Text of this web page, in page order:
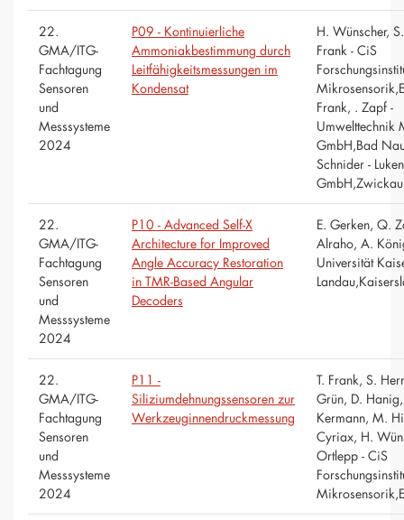
22.
GMA/ITG-
Fachtagung
Sensoren
und
Messsysteme
2024
P09 - Kontinuierliche
Ammoniakbestimmung durch
Leitfähigkeitsmessungen im
Kondensat
H. Wünscher,
Frank - CiS
Frank, . Zapf -
Umwelttechnik
GmbH,Bad
Schnider -
GmbH,Zwickau
22.
GMA/ITG-
Fachtagung
Sensoren
und
Messsysteme
2024
P10 - Advanced Self-X
Architecture for Improved
Angle Accuracy Restoration
in TMR-Based Angular
Decoders
E. Gerken, Q.
Alraho, A.
Universität
22.
GMA/ITG-
Fachtagung
Sensoren
und
Messsysteme
2024
P11 -
Siliziumdehnungssensoren zur
Werkzeuginnendruckmessung
T. Frank, S.
Grün, D.
Kermann, M.
Cyriax, H.
Ortlepp - CiS